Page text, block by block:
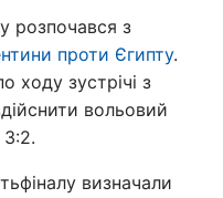
розпочався з
проти Єгипту.
ходу зустрічі з
вольовий
визначали